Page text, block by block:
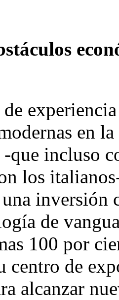
en
que incluso
los
inversión
de
100 por
centro de
alcanzar